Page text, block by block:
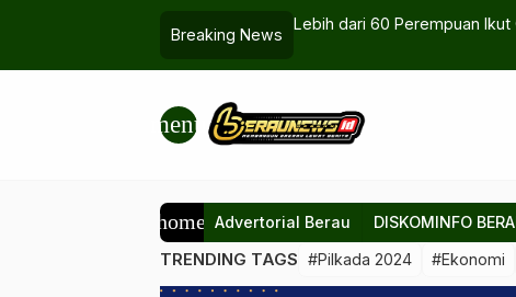
Breaking News
Kartini Dirayakan dengan Gaya Bocah 10 Tahun Hilang di
menu
home Advertorial Berau DISKOMINFO
TRENDING TAGS #Pilkada 2024 #Ekonomi